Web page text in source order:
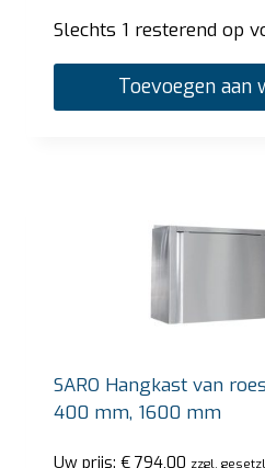
Slechts 1 resterend op
Toevoegen aan
SARO Hangkast van
400 mm, 1600 mm
Uw prijs: €794,00 zzgl.